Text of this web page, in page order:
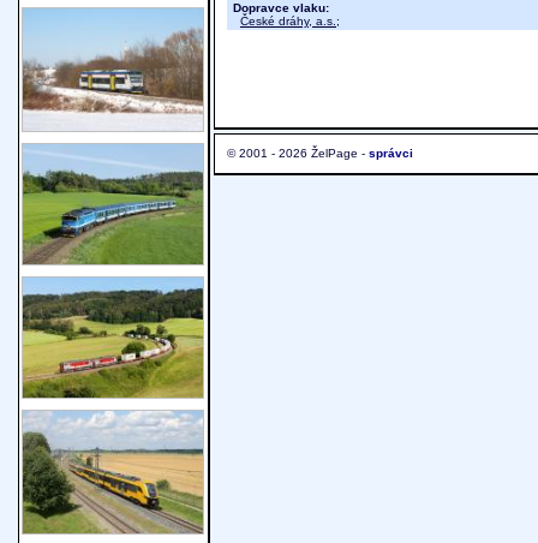
Dopravce vlaku:
České dráhy, a.s. ;
© 2001 - 2026 ŽelPage - správci